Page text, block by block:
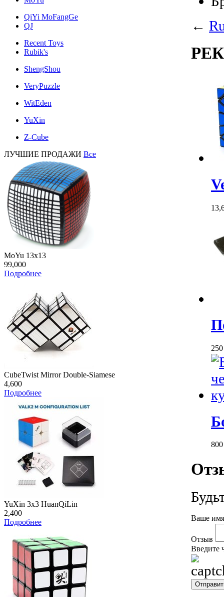
QiYi MoFangGe
QJ
Recent Toys
Rubik's
ShengShou
VeryPuzzle
WitEden
YuXin
Z-Cube
ЛУЧШИЕ ПРОДАЖИ Все
MoYu 13x13
99,000
Подробнее
CubeTwist Mirror Double-Siamese
4,600
Подробнее
YuXin 3x3 HuanQiLin
2,400
Подробнее
←
Ваше
Отзыв
Введите